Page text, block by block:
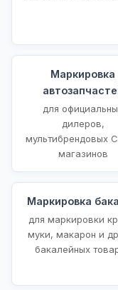
Маркировка
для
дилеров,
мультибрендовых
магазинов
Маркировка
для маркировки
муки, макарон и
бакалейных